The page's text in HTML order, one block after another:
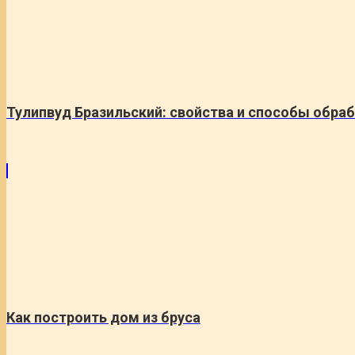
Тулипвуд Бразильский: свойства и способы
Как построить дом из бруса